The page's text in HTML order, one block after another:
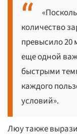
количество
превысило 20
еще одной
быстрыми
каждого
условий».
Люу также